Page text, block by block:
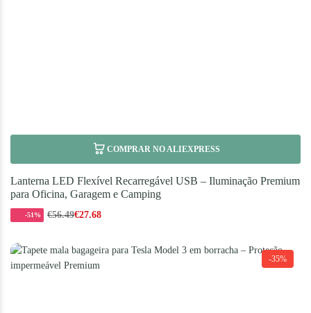
COMPRAR NO ALIEXPRESS
Lanterna LED Flexível Recarregável USB – Iluminação Premium
para Oficina, Garagem e Camping
-51% €56.49€27.68
-35%